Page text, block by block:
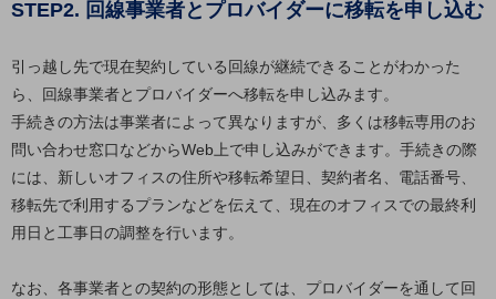
法人向けスマホ・携帯に関する、
製品
ビジネス向けスマートフォン
タフネススマートフォン
データ通信製品
ドコモケータイ
5G対応ホームルーター
STEP2. 回線事業者とプロバイダーに移転を申し込む
引っ越し先で現在契約している回線が継続できることがわかった
ら、回線事業者とプロバイダーへ移転を申し込みます。
手続きの方法は事業者によって異なりますが、多くは移転専用のお
問い合わせ窓口などからWeb上で申し込みができます。手続きの際
には、新しいオフィスの住所や移転希望日、契約者名、電話番号、
移転先で利用するプランなどを伝えて、現在のオフィスでの最終利
用日と工事日の調整を行います。
なお、各事業者との契約の形態としては、プロバイダーを通して回